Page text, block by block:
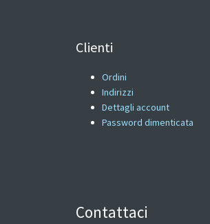
Clienti
Ordini
Indirizzi
Dettagli account
Password dimenticata
Contattaci